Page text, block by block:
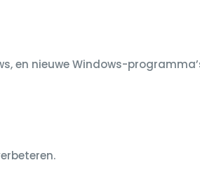
en nieuwe Windows-